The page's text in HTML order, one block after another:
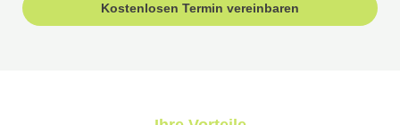
Kostenlosen Termin vereinbaren